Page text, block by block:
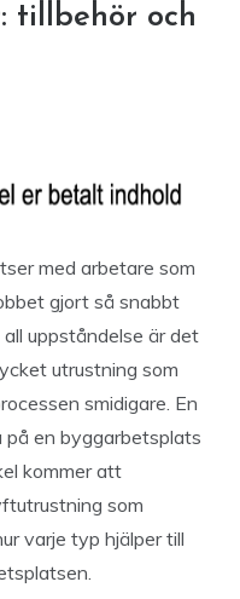
tillbehör och
med arbetare som
gjort så snabbt
uppståndelse är det
utrustning som
smidigare. En
en byggarbetsplats
kommer att
som
varje typ hjälper till